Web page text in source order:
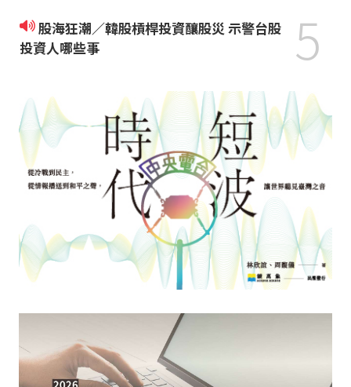
股海狂潮／韓股槓桿投資釀股災 示警台股
投資人哪些事
5